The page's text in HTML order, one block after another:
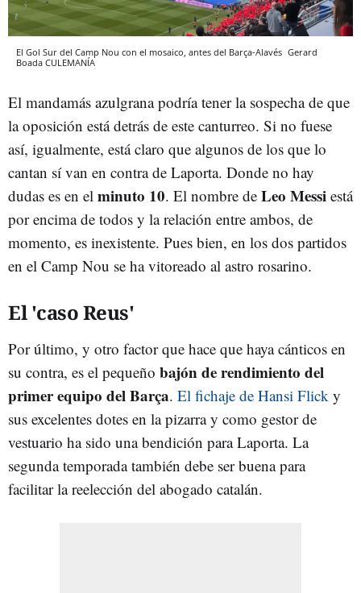
El Gol Sur del Camp Nou con el mosaico, antes del Barça-Alavés Gerard
Boada CULEMANÍA
El mandamás azulgrana podría tener la sospecha de que
la oposición está detrás de este canturreo. Si no fuese
así, igualmente, está claro que algunos de los que lo
cantan sí van en contra de Laporta. Donde no hay
dudas es en el minuto 10. El nombre de Leo Messi está
por encima de todos y la relación entre ambos, de
momento, es inexistente. Pues bien, en los dos partidos
en el Camp Nou se ha vitoreado al astro rosarino.
El 'caso Reus'
Por último, y otro factor que hace que haya cánticos en
su contra, es el pequeño bajón de rendimiento del
primer equipo del Barça. El fichaje de Hansi Flick y
sus excelentes dotes en la pizarra y como gestor de
vestuario ha sido una bendición para Laporta. La
segunda temporada también debe ser buena para
facilitar la reelección del abogado catalán.